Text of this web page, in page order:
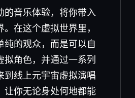
的音乐体验，将你带入
在这个虚拟世界里，
纯的观众，而是可以自
拟角色，并通过一系列
到线上元宇宙虚拟演唱
让你无论身处何地都能